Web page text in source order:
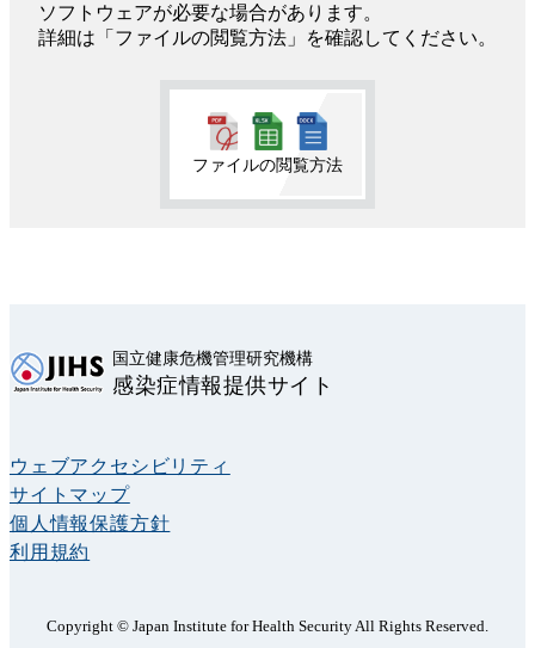
ソフトウェアが必要な場合があります。
詳細は「ファイルの閲覧方法」を確認してください。
ファイルの閲覧方法
国立健康危機管理研究機構
感染症情報提供サイト
ウェブアクセシビリティ
サイトマップ
個人情報保護方針
利用規約
Copyright © Japan Institute for Health Security All Rights Reserved.